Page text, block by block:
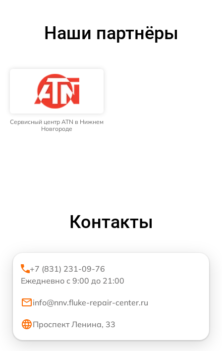
Наши партнёры
Сервисный центр ATN в Нижнем
Новгороде
Контакты
+7 (831) 231-09-76
Ежедневно с 9:00 до 21:00
info@nnv.fluke-repair-center.ru
Проспект Ленина, 33